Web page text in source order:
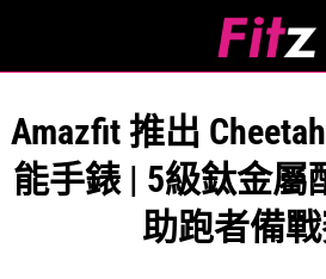
Amazfit 推出
能手錶 | 5級鈦金屬
助跑者備戰